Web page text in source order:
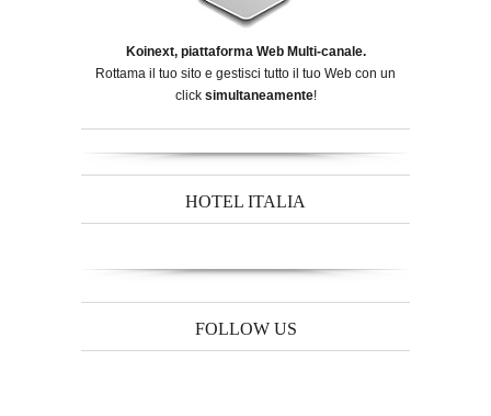
Koinext, piattaforma Web Multi-canale.
Rottama il tuo sito e gestisci tutto il tuo Web con un
click simultaneamente!
HOTEL ITALIA
FOLLOW US